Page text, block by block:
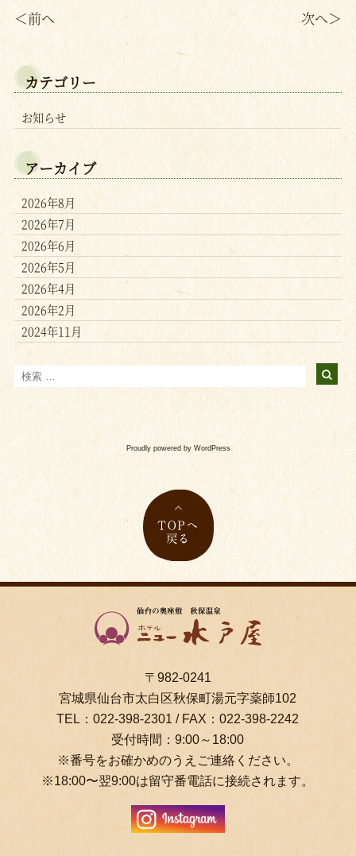
＜前へ 次へ＞
カテゴリー
お知らせ
アーカイブ
2026年8月
2026年7月
2026年6月
2026年5月
2026年4月
2026年2月
2024年11月
Proudly powered by WordPress
〒982-0241
宮城県仙台市太白区秋保町湯元字薬師102
TEL：022-398-2301 / FAX：022-398-2242
受付時間：9:00～18:00
※番号をお確かめのうえご連絡ください。
※18:00〜翌9:00は留守番電話に接続されます。